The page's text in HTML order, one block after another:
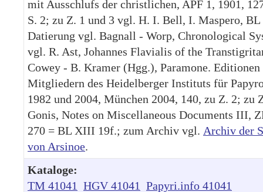
mit Ausschlufs der christlichen, APF 1, 1901,
S. 2; zu Z. 1 und 3 vgl. H. I. Bell, I. Maspero,
Datierung vgl. Bagnall - Worp, Chronological
vgl. R. Ast, Johannes Flavialis of the
Cowey - B. Kramer (Hgg.), Paramone.
Mitgliedern des Heidelberger Instituts für
1982 und 2004, München 2004, 140, zu Z. 2; zu
Gonis, Notes on Miscellaneous Documents III,
270 = BL XIII 19f.; zum Archiv vgl. Archiv der
von Arsinoe.
Kataloge:
TM 41041 HGV 41041 Papyri.info 41041